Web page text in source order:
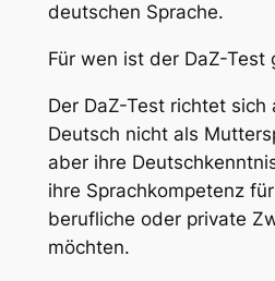
deutschen Sprache.
Für wen ist der DaZ-Test
Der DaZ-Test richtet sich
Deutsch nicht als
aber ihre
ihre Sprachkompetenz
berufliche oder private
möchten.